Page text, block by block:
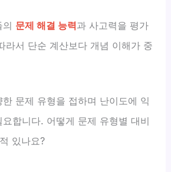
문제 해결 능력과 사고력을 평가
라서 단순 계산보다 개념 이해가 중
문제 유형을 접하며 난이도에 익
합니다. 어떻게 문제 유형별 대비
있나요?